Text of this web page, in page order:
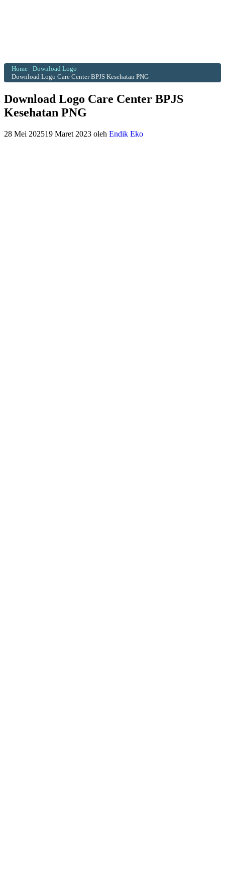
Home
Download Logo
Download Logo Care Center BPJS Kesehatan PNG
Download Logo Care Center BPJS
Kesehatan PNG
28 Mei 202519 Maret 2023 oleh Endik Eko